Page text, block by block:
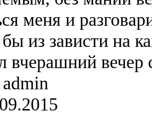
меня и
из зависти на
вчерашний вечер